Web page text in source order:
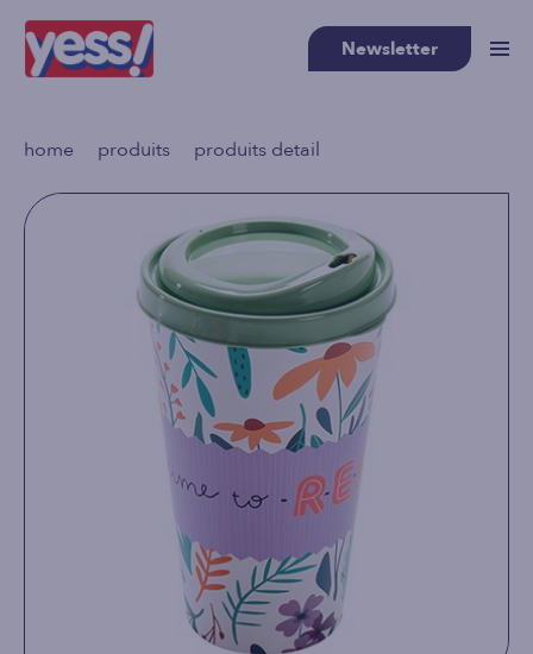
Newsletter
home produits produits detail